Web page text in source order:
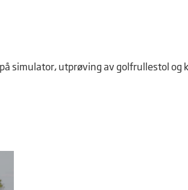
simulator, utprøving av golfrullestol og